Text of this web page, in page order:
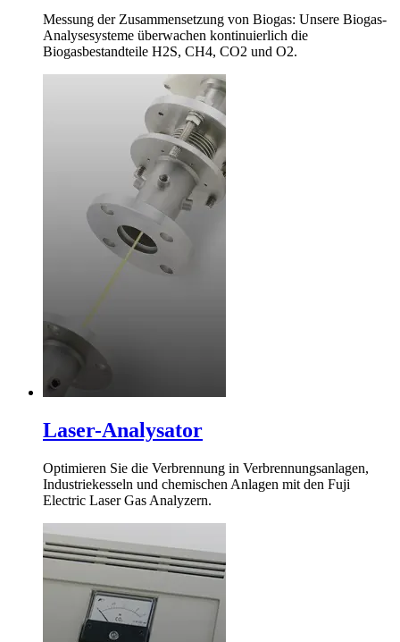
Messung der Zusammensetzung von Biogas: Unsere Biogas-
Analysesysteme überwachen kontinuierlich die
Biogasbestandteile H2S, CH4, CO2 und O2.
Laser-Analysator
Optimieren Sie die Verbrennung in Verbrennungsanlagen,
Industriekesseln und chemischen Anlagen mit den Fuji
Electric Laser Gas Analyzern.